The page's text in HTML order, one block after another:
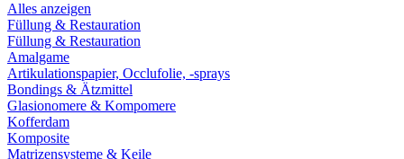
Alles anzeigen
Füllung & Restauration
Füllung & Restauration
Amalgame
Artikulationspapier, Occlufolie, -sprays
Bondings & Ätzmittel
Glasionomere & Kompomere
Kofferdam
Komposite
Matrizensysteme & Keile